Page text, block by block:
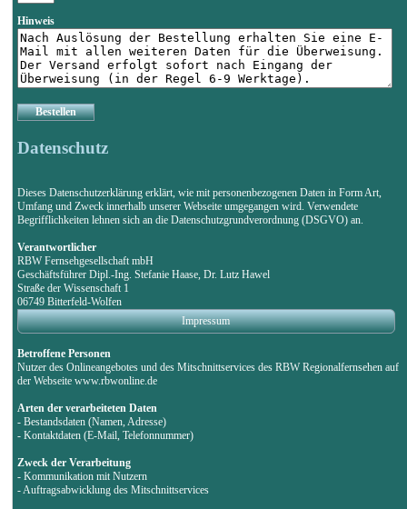
Hinweis
Bestellen
Datenschutz
Dieses Datenschutzerklärung erklärt, wie mit personenbezogenen Daten in Form Art,
Umfang und Zweck innerhalb unserer Webseite umgegangen wird. Verwendete
Begrifflichkeiten lehnen sich an die Datenschutzgrundverordnung (DSGVO) an.
Verantwortlicher
RBW Fernsehgesellschaft mbH
Geschäftsführer Dipl.-Ing. Stefanie Haase, Dr. Lutz Hawel
Straße der Wissenschaft 1
06749 Bitterfeld-Wolfen
Impressum
Betroffene Personen
Nutzer des Onlineangebotes und des Mitschnittservices des RBW Regionalfernsehen auf
der Webseite www.rbwonline.de
Arten der verarbeiteten Daten
- Bestandsdaten (Namen, Adresse)
- Kontaktdaten (E-Mail, Telefonnummer)
Zweck der Verarbeitung
- Kommunikation mit Nutzern
- Auftragsabwicklung des Mitschnittservices